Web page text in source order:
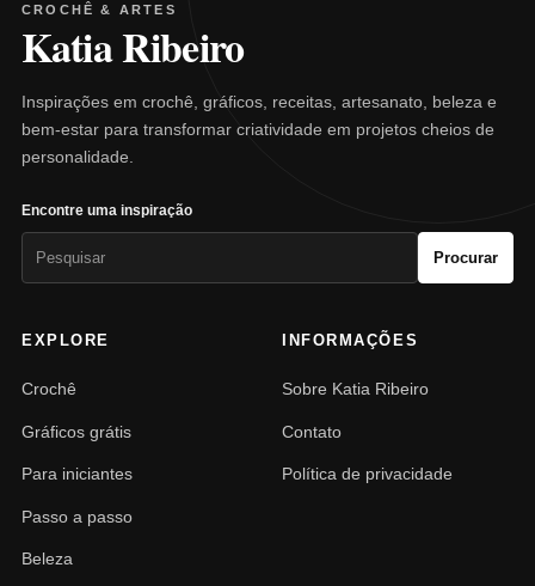
CROCHÊ & ARTES
Katia Ribeiro
Inspirações em crochê, gráficos, receitas, artesanato, beleza e
bem-estar para transformar criatividade em projetos cheios de
personalidade.
Encontre uma inspiração
Procurar
EXPLORE
Crochê
Gráficos grátis
Para iniciantes
Passo a passo
Beleza
INFORMAÇÕES
Sobre Katia Ribeiro
Contato
Política de privacidade